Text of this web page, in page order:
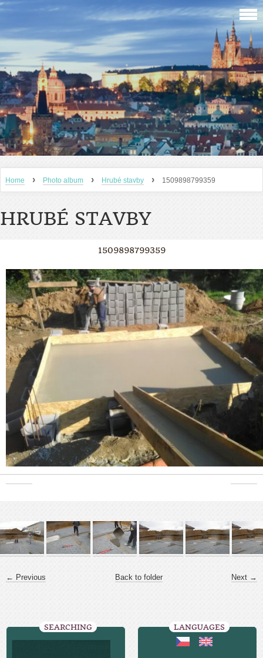
Home › Photo album › Hrubé stavby › 1509898799359
HRUBÉ STAVBY
1509898799359
← Previous Next →
Back to folder
SEARCHING LANGUAGES